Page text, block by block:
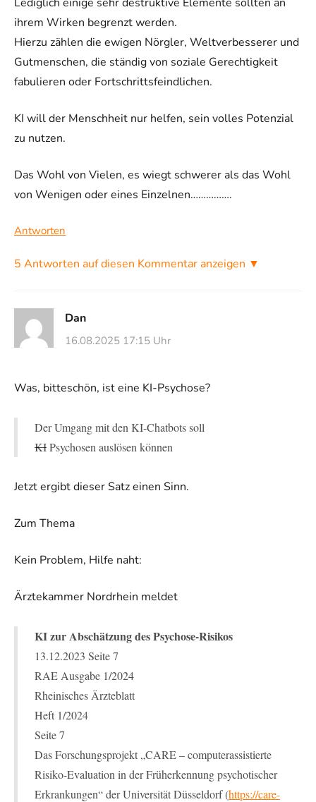
ihrem Wirken begrenzt werden.
Hierzu zählen die ewigen Nörgler, Weltverbesserer und
Gutmenschen, die ständig von soziale Gerechtigkeit
fabulieren oder Fortschrittsfeindlichen.
KI will der Menschheit nur helfen, sein volles Potenzial
zu nutzen.
Das Wohl von Vielen, es wiegt schwerer als das Wohl
von Wenigen oder eines Einzelnen…………….
Antworten
5 Antworten auf diesen Kommentar anzeigen ▼
Dan
16.08.2025 17:15 Uhr
Was, bitteschön, ist eine KI-Psychose?
Der Umgang mit den KI-Chatbots soll
KIPsychosen auslösen können
Jetzt ergibt dieser Satz einen Sinn.
Zum Thema
Kein Problem, Hilfe naht:
Ärztekammer Nordrhein meldet
KI zur Abschätzung des Psychose-Risikos
13.12.2023 Seite 7
RAE Ausgabe 1/2024
Rheinisches Ärzteblatt
Heft 1/2024
Seite 7
Das Forschungsprojekt „CARE – computerassistierte
Risiko-Evaluation in der Früherkennung psychotischer
Erkrankungen“ der Universität Düsseldorf (https://care-